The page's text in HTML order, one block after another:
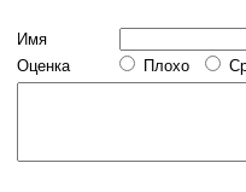
Имя
Оценка
Плохо